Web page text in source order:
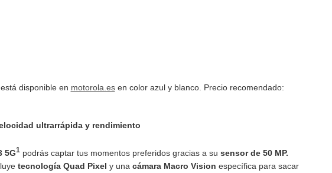
disponible en motorola.esen color azul y blanco. Precio recomendado:
ultrarrápida y rendimiento
5G1podrás captar tus momentos preferidos gracias a su sensor de 50 MP.
tecnología Quad Pixel y una cámara Macro Vision específica para sacar